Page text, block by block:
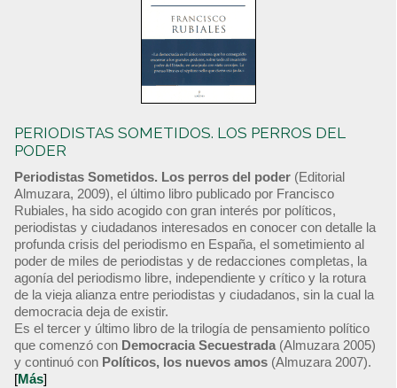
PERIODISTAS SOMETIDOS. LOS PERROS DEL
PODER
Periodistas Sometidos. Los perros del poder (Editorial
Almuzara, 2009), el último libro publicado por Francisco
Rubiales, ha sido acogido con gran interés por políticos,
periodistas y ciudadanos interesados en conocer con detalle la
profunda crisis del periodismo en España, el sometimiento al
poder de miles de periodistas y de redacciones completas, la
agonía del periodismo libre, independiente y crítico y la rotura
de la vieja alianza entre periodistas y ciudadanos, sin la cual la
democracia deja de existir.
Es el tercer y último libro de la trilogía de pensamiento político
que comenzó con Democracia Secuestrada (Almuzara 2005)
y continuó con Políticos, los nuevos amos (Almuzara 2007).
[Más]